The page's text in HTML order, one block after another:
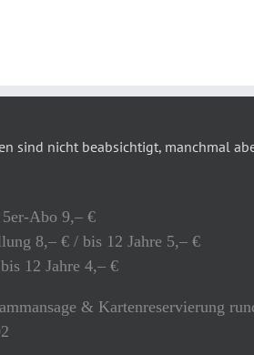
sind nicht beabsichtigt, manchmal
Abo 9,– €
8,– € / bis 12 Jahre 5,– €
12 Jahre 4,– €
& Kartenreservierung